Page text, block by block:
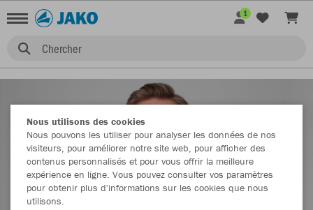
Chercher
1
Nous utilisons des cookies
Nous pouvons les utiliser pour analyser les données de nos
visiteurs, pour améliorer notre site web, pour afficher des
contenus personnalisés et pour vous offrir la meilleure
expérience en ligne. Vous pouvez consulter vos paramètres
pour obtenir plus d'informations sur les cookies que nous
utilisons.